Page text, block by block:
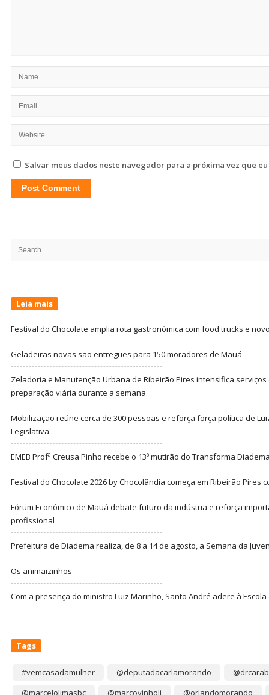
Salvar meus dados neste navegador para a próxima vez que
Search
Leia mais
Festival do Chocolate amplia rota gastronômica com food trucks e
Geladeiras novas são entregues para 150 moradores de Mauá
Zeladoria e Manutenção Urbana de Ribeirão Pires intensifica
preparação viária durante a semana
Mobilização reúne cerca de 300 pessoas e reforça força política de
Legislativa
EMEB Profª Creusa Pinho recebe o 13º mutirão do Transforma
Festival do Chocolate 2026 by Chocolândia começa em Ribeirão Pires
Fórum Econômico de Mauá debate futuro da indústria e reforça
profissional
Prefeitura de Diadema realiza, de 8 a 14 de agosto, a Semana da
Os animaizinhos
Com a presença do ministro Luiz Marinho, Santo André adere à
Tags
#vemcasadamulher @deputadacarlamorando
@marcelolimasbc
@marcovinholi @orlandomorando